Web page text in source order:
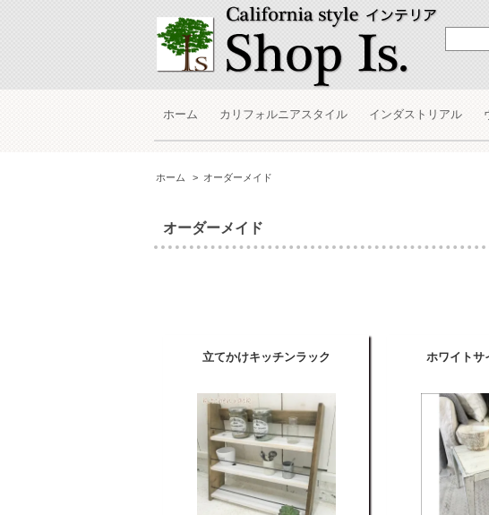
ホーム カリフォルニアスタイル インダストリアル
ホーム > オーダーメイド
オーダーメイド
立てかけキッチンラック ホワイトサ